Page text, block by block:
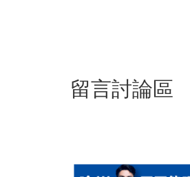
留言討論區